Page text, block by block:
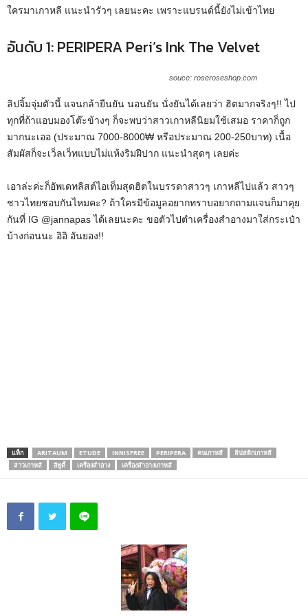
ใครมาเกาหลี แนะนำรัวๆ เลยนะคะ เพราะแบรนด์นี้ยังไม่เข้าไทย
อันดับ 1: PERIPERA Peri’s Ink The Velvet
souce: roseroseshop.com
ลิปจิ้มจุ่มตัวนี้ แจนกล้ายืนยัน นอนยัน นั่งยันได้เลยว่า ฮิตมากจริงๆ!! ไป
ทุกที่ถ้าแอบมองโต๊ะข้างๆ ก็จะพบว่าสาวเกาหลีนิยมใช้เสมอ ราคาก็ถูก
มากนะเออ (ประมาณ 7000-8000₩ หรือประมาณ 200-250บาท) เนื้อ
สัมผัสก็จะเว็ลเว็ทแบบไม่แห้งริมฝีปาก แนะนำสุดๆ เลยค่ะ
เอาล่ะค่ะก็อัพเดทลิสต์ไอเท็มสุดฮิตในบรรดาสาวๆ เกาหลีไปแล้ว สาวๆ
ชาวไทยชอบกันไหมคะ? ถ้าใครมีข้อมูลอยากทราบอยากถามแจนก็มาคุย
กันที่ IG @jannapas ได้เลยนะคะ ขอตัวไปตำเครื่องสำอางมาใส่กระเป๋า
บ้างก่อนนะ อิอิ อันยอง!!
แท็ก ARITAUM ETUDE INNISFREE PERIPERA คนเกาหลี
ลิปสติกเกาหลี
สาวเกาหลี
อีทูดี้ เครื่องสำอาง เครื่องสำอางเกาหลี